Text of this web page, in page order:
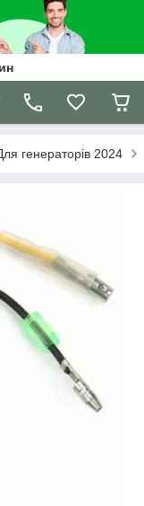
генераторів 2024